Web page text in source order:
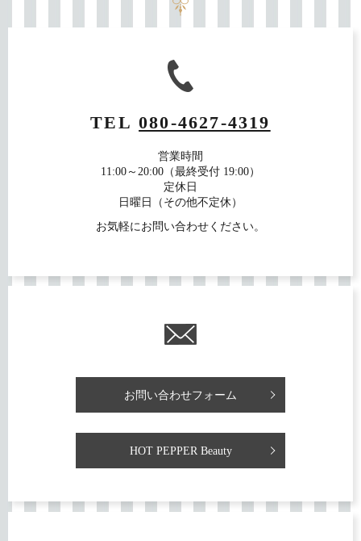
TEL080-4627-4319
営業時間
11:00～20:00（最終受付 19:00）
定休日
日曜日（その他不定休）
お気軽にお問い合わせください。
お問い合わせフォーム
HOT PEPPER Beauty